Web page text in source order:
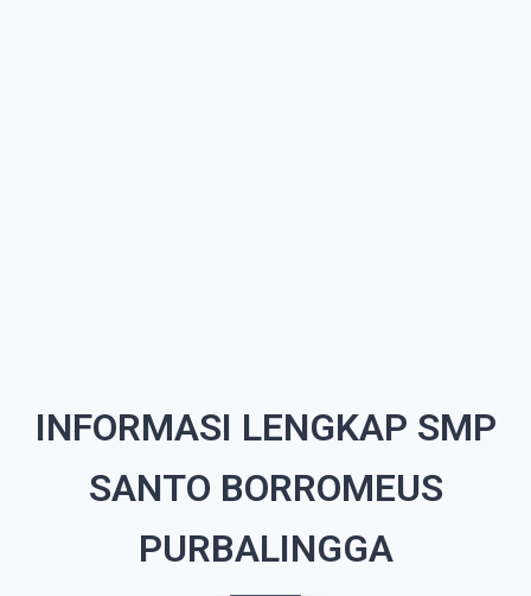
INFORMASI LENGKAP SMP
SANTO BORROMEUS
PURBALINGGA